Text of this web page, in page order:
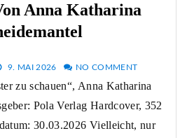
Anna Katharina
9. MAI 2026 NO COMMENT
Pola Verlag Hardcover, 352
30.03.2026 Vielleicht, nur